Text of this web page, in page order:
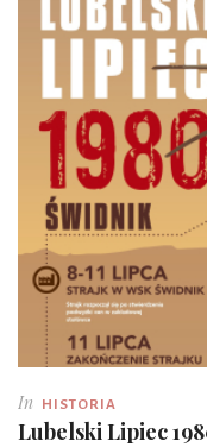
In HISTORIA
Lubelski Lipiec